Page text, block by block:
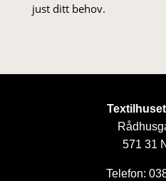
just ditt behov.
571 31
Telefon: